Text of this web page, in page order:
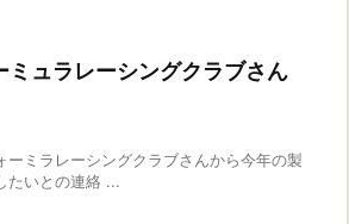
ミュラレーシングクラブさん
ミラレーシングクラブさんから今年の製
たいとの連絡 ...